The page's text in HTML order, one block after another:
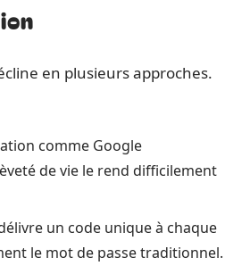
en plusieurs approches.
comme Google
de vie le rend difficilement
un code unique à chaque
le mot de passe traditionnel.